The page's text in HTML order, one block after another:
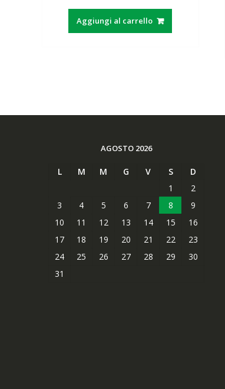
originale
era:
attuale
è:
Aggiungi al carrello
AGOSTO 2026
L M M G V S
D
1
2
3
4 5 6 7 8
9
10
11 12 13 14 15
16
17
18 19 20 21 22
23
24
25 26 27 28 29
30
31